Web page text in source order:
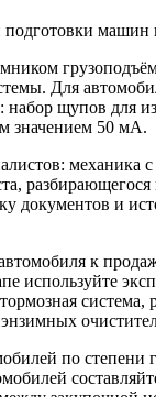
Для
щупов для
значением 50 мА.
механика
разбирающегося
документов и
к
используйте
по